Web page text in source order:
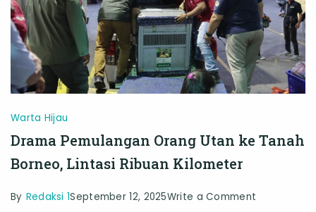
ke
Rumahnya
Warta Hijau
Drama Pemulangan Orang Utan ke Tanah
Borneo, Lintasi Ribuan Kilometer
By Redaksi 1September 12, 2025Write a Comment